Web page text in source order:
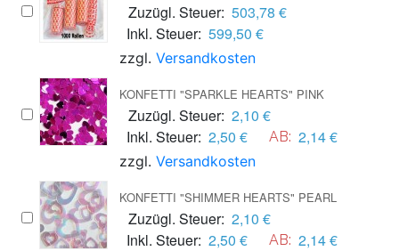
Zuzügl. Steuer: 503,78 €
Inkl. Steuer: 599,50 €
zzgl. Versandkosten
KONFETTI "SPARKLE HEARTS" PINK
Zuzügl. Steuer: 2,10 €
Inkl. Steuer: 2,50 € AB: 2,14 €
zzgl. Versandkosten
KONFETTI "SHIMMER HEARTS" PEARL
Zuzügl. Steuer: 2,10 €
Inkl. Steuer: 2,50 € AB: 2,14 €